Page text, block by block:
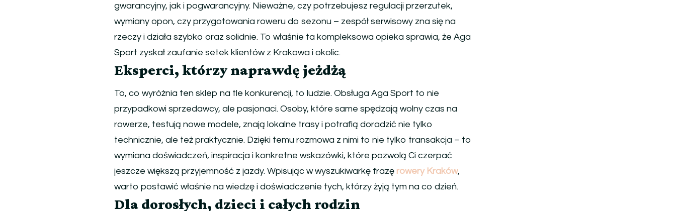
gwarancyjny, jak i pogwarancyjny. Nieważne, czy potrzebujesz regulacji przerzutek,
wymiany opon, czy przygotowania roweru do sezonu – zespół serwisowy zna się na
rzeczy i działa szybko oraz solidnie. To właśnie ta kompleksowa opieka sprawia, że Aga
Sport zyskał zaufanie setek klientów z Krakowa i okolic.
Eksperci, którzy naprawdę jeżdżą
To, co wyróżnia ten sklep na tle konkurencji, to ludzie. Obsługa Aga Sport to nie
przypadkowi sprzedawcy, ale pasjonaci. Osoby, które same spędzają wolny czas na
rowerze, testują nowe modele, znają lokalne trasy i potrafią doradzić nie tylko
technicznie, ale też praktycznie. Dzięki temu rozmowa z nimi to nie tylko transakcja – to
wymiana doświadczeń, inspiracja i konkretne wskazówki, które pozwolą Ci czerpać
jeszcze większą przyjemność z jazdy. Wpisując w wyszukiwarkę frazę rowery Kraków,
warto postawić właśnie na wiedzę i doświadczenie tych, którzy żyją tym na co dzień.
Dla dorosłych, dzieci i całych rodzin